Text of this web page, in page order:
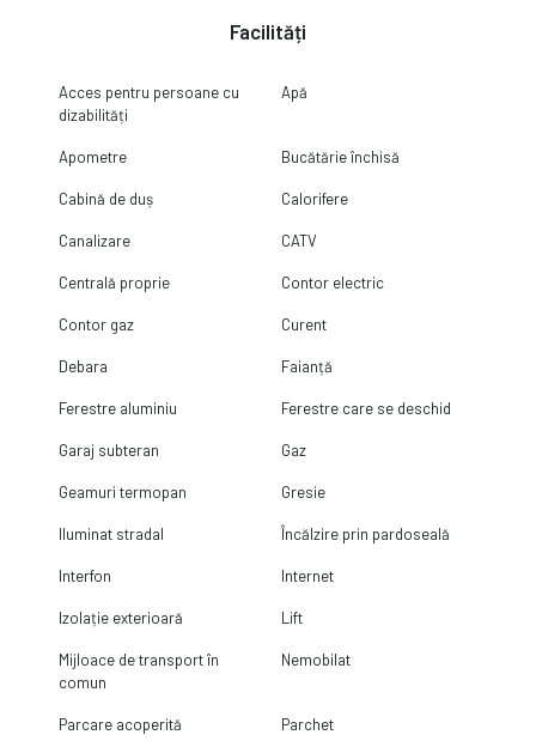
Facilități
Acces pentru persoane cu
dizabilități
Apă
Apometre Bucătărie închisă
Cabină de duș Calorifere
Canalizare CATV
Centrală proprie Contor electric
Contor gaz Curent
Debara Faianță
Ferestre aluminiu Ferestre care se deschid
Garaj subteran Gaz
Geamuri termopan Gresie
Iluminat stradal Încălzire prin pardoseală
Interfon Internet
Izolație exterioară Lift
Mijloace de transport în
comun
Nemobilat
Parcare acoperită Parchet